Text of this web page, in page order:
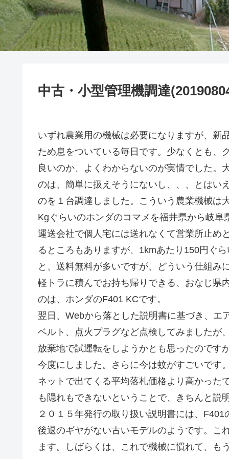
中古・小型管理機調達
いずれ農業用の機械は必要になりますが、新
ため息をついている毎日です。少なくとも、
良いのか、よくわからないのが実情でした。
のは、簡単に扱えそうにないし、、、とはい
のを１台調達しました。こういう農業機械は
Kgぐらいのホンダのコマメを福井県から岐
運送会社で個人宅には送れなくて営業所止め
るところもありますが、1kmあたり150円ぐ
と、送料無料が多いですが、どういう仕組み
軽トラに積んでお持ち帰りできる、おなじ県
のは、ホンダのF401 KCです。
翌日、Webから落とした説明書に基づき、エ
ベルト、点火プラグなど点検してみましたが
放棄地で試運転をしようかとも思ったのです
今度にしました。さらに今は蚊がすごいです
ネットで出てくる平均落札価格より高かった
も隠れもできないということで、きちんと説
２０１５年発行の取り扱い説明書には、
後退のギヤがない古いモデルのようです。こ
ます。しばらくは、これで機械に慣れて、も